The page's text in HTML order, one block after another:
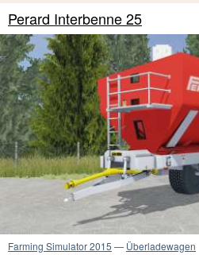
Perard Interbenne 25
Farming Simulator 2015 — Überladewagen